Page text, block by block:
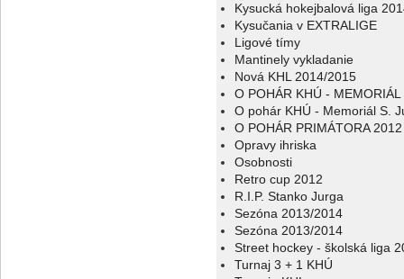
Kysucká hokejbalová liga
Kysučania v EXTRALIGE
Ligové tímy
Mantinely vykladanie
Nová KHL 2014/2015
O POHÁR KHÚ - MEMORIÁL
O pohár KHÚ - Memoriál S.
O POHÁR PRIMÁTORA 2012
Opravy ihriska
Osobnosti
Retro cup 2012
R.I.P. Stanko Jurga
Sezóna 2013/2014
Sezóna 2013/2014
Street hockey - školská liga
Turnaj 3 + 1 KHÚ